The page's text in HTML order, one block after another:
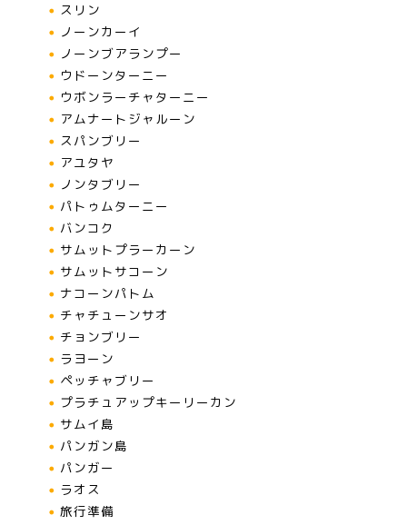
スリン
ノーンカーイ
ノーンブアランプー
ウドーンターニー
ウボンラーチャターニー
アムナートジャルーン
スパンブリー
アユタヤ
ノンタブリー
パトゥムターニー
バンコク
サムットプラーカーン
サムットサコーン
ナコーンパトム
チャチューンサオ
チョンブリー
ラヨーン
ペッチャブリー
プラチュアップキーリーカン
サムイ島
パンガン島
パンガー
ラオス
旅行準備